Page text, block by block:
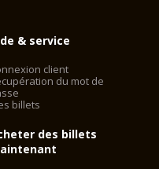
& service
client
du mot de
billets
des billets